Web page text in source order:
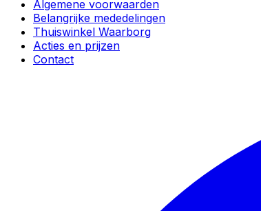
Algemene voorwaarden
Belangrijke mededelingen
Thuiswinkel Waarborg
Acties en prijzen
Contact